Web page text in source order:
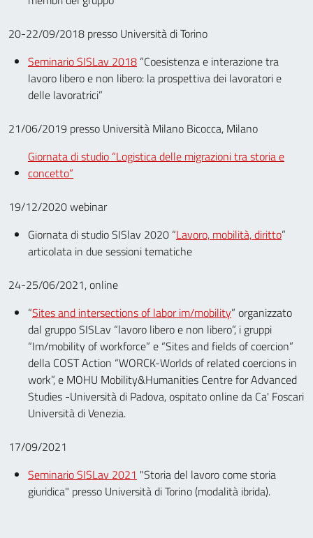
20-22/09/2018 presso Università di Torino
Seminario SISLav 2018 “Coesistenza e interazione tra
lavoro libero e non libero: la prospettiva dei lavoratori e
delle lavoratrici”
21/06/2019 presso Università Milano Bicocca, Milano
Giornata di studio “Logistica delle migrazioni tra storia e
concetto”
19/12/2020 webinar
Giornata di studio SISlav 2020 “Lavoro, mobilità, diritto”
articolata in due sessioni tematiche
24-25/06/2021, online
“Sites and intersections of labor im/mobility” organizzato
dal gruppo SISLav “lavoro libero e non libero”, i gruppi
“Im/mobility of workforce” e “Sites and fields of coercion”
della COST Action “WORCK-Worlds of related coercions in
work”, e MOHU Mobility&Humanities Centre for Advanced
Studies -Università di Padova, ospitato online da Ca' Foscari
Università di Venezia.
17/09/2021
Seminario SISLav 2021 "Storia del lavoro come storia
giuridica" presso Università di Torino (modalità ibrida).